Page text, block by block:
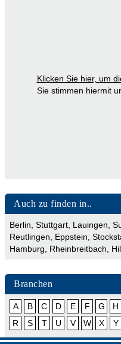
Klicken Sie hier, um
Sie stimmen hiermit
Auch zu finden in..
Berlin Stuttgart Lauingen
Reutlingen
Eppstein
Hamburg
Rheinbreitbach
Branchen
A B C D E F G H
R
S T U V W X Y